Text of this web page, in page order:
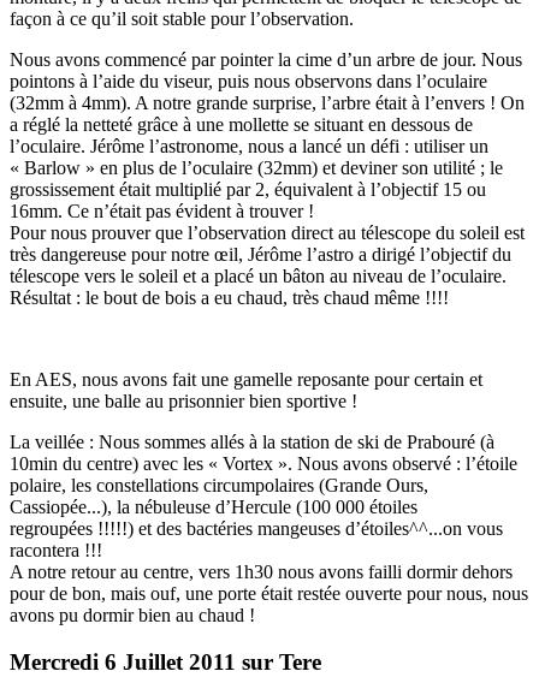
façon à ce qu’il soit stable pour l’observation.
Nous avons commencé par pointer la cime d’un arbre de jour. Nous
pointons à l’aide du viseur, puis nous observons dans l’oculaire
(32mm à 4mm). A notre grande surprise, l’arbre était à l’envers ! On
a réglé la netteté grâce à une mollette se situant en dessous de
l’oculaire. Jérôme l’astronome, nous a lancé un défi : utiliser un
« Barlow » en plus de l’oculaire (32mm) et deviner son utilité ; le
grossissement était multiplié par 2, équivalent à l’objectif 15 ou
16mm. Ce n’était pas évident à trouver !
Pour nous prouver que l’observation direct au télescope du soleil est
très dangereuse pour notre œil, Jérôme l’astro a dirigé l’objectif du
télescope vers le soleil et a placé un bâton au niveau de l’oculaire.
Résultat : le bout de bois a eu chaud, très chaud même !!!!
En AES, nous avons fait une gamelle reposante pour certain et
ensuite, une balle au prisonnier bien sportive !
La veillée : Nous sommes allés à la station de ski de Prabouré (à
10min du centre) avec les « Vortex ». Nous avons observé : l’étoile
polaire, les constellations circumpolaires (Grande Ours,
Cassiopée...), la nébuleuse d’Hercule (100 000 étoiles
regroupées !!!!!) et des bactéries mangeuses d’étoiles^^...on vous
racontera !!!
A notre retour au centre, vers 1h30 nous avons failli dormir dehors
pour de bon, mais ouf, une porte était restée ouverte pour nous, nous
avons pu dormir bien au chaud !
Mercredi 6 Juillet 2011 sur Tere